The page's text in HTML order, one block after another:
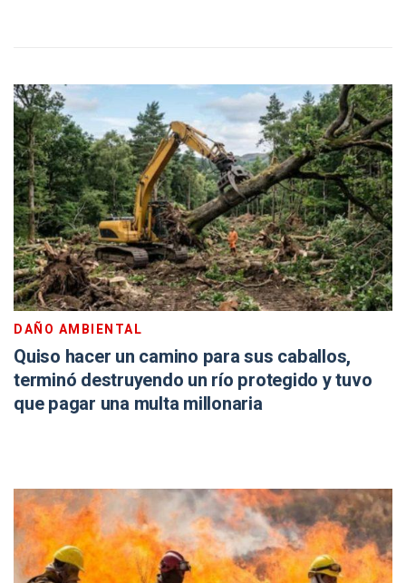
DAÑO AMBIENTAL
Quiso hacer un camino para sus caballos,
terminó destruyendo un río protegido y tuvo
que pagar una multa millonaria